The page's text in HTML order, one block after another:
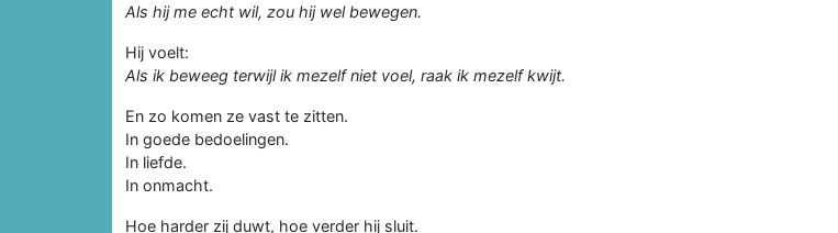
Als hij me echt wil, zou hij wel bewegen.
Hij voelt:
Als ik beweeg terwijl ik mezelf niet voel, raak ik mezelf kwijt.
En zo komen ze vast te zitten.
In goede bedoelingen.
In liefde.
In onmacht.
Hoe harder zij duwt, hoe verder hij sluit.